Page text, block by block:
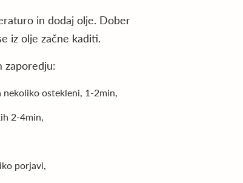
in dodaj olje. Dober
iz olje začne kaditi.
zaporedju:
ostekleni, 1-2min,
2-4min,
porjavi,